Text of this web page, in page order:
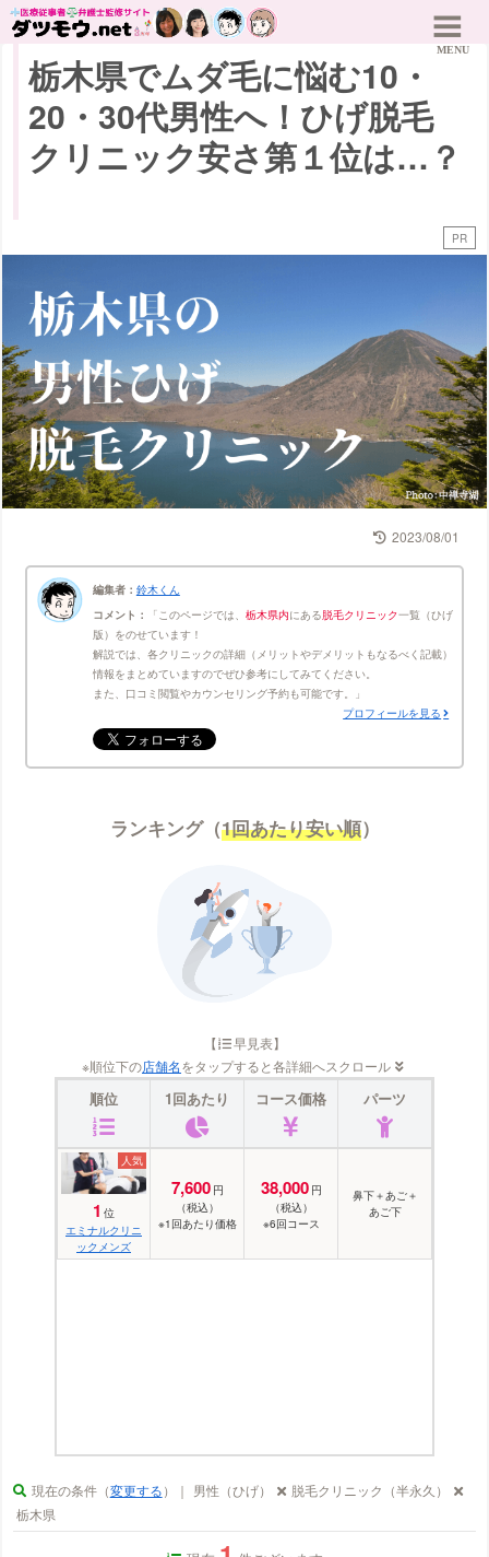
栃木県でムダ毛に悩む10・
20・30代男性へ！ひげ脱毛
クリニック安さ第１位は…？
PR
2023/08/01
編集者： 鈴木くん
コメント：
このページでは、 栃木県内にある脱毛クリニック一覧（ひげ
版）をのせています！
解説では、各クリニックの詳細（メリットやデメリットもなるべく記載）
情報をまとめていますのでぜひ参考にしてみてください。
また、口コミ閲覧やカウンセリング予約も可能です。
プロフィールを見る
ランキング（1回あたり安い順）
【
早見表】
※順位下の店舗名をタップすると各詳細へスクロール
順位 1回あたり コース価格 パーツ
1 位
エミナルクリニ
ックメンズ
7,600 円
（税込）
※1回あたり価格
38,000 円
（税込）
※6回コース
鼻下＋あご＋
あご下
現在の条件（変更する）｜ 男性（ひげ）
脱毛クリニック（半永久）
栃木県